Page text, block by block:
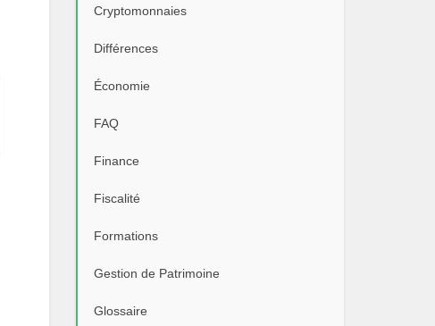
Cryptomonnaies
Différences
Économie
FAQ
Finance
Fiscalité
Formations
Gestion de Patrimoine
Glossaire